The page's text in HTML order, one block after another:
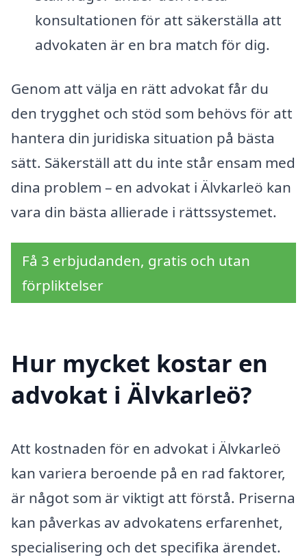
konsultationen för att säkerställa att
advokaten är en bra match för dig.
Genom att välja en rätt advokat får du
den trygghet och stöd som behövs för att
hantera din juridiska situation på bästa
sätt. Säkerställ att du inte står ensam med
dina problem – en advokat i Älvkarleö kan
vara din bästa allierade i rättssystemet.
Få 3 erbjudanden, gratis och utan
förpliktelser
Hur mycket kostar en
advokat i Älvkarleö?
Att kostnaden för en advokat i Älvkarleö
kan variera beroende på en rad faktorer,
är något som är viktigt att förstå. Priserna
kan påverkas av advokatens erfarenhet,
specialisering och det specifika ärendet.